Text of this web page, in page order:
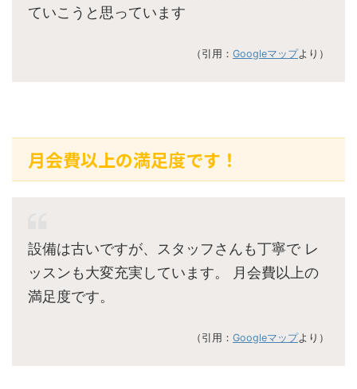
ていこうと思っています
（引用： Googleマップより）
月会費以上の満足度です！
設備は古いですが、スタッフさんも丁寧で レ
ッスンも大変充実しています。 月会費以上の
満足度です。
（引用： Googleマップより）